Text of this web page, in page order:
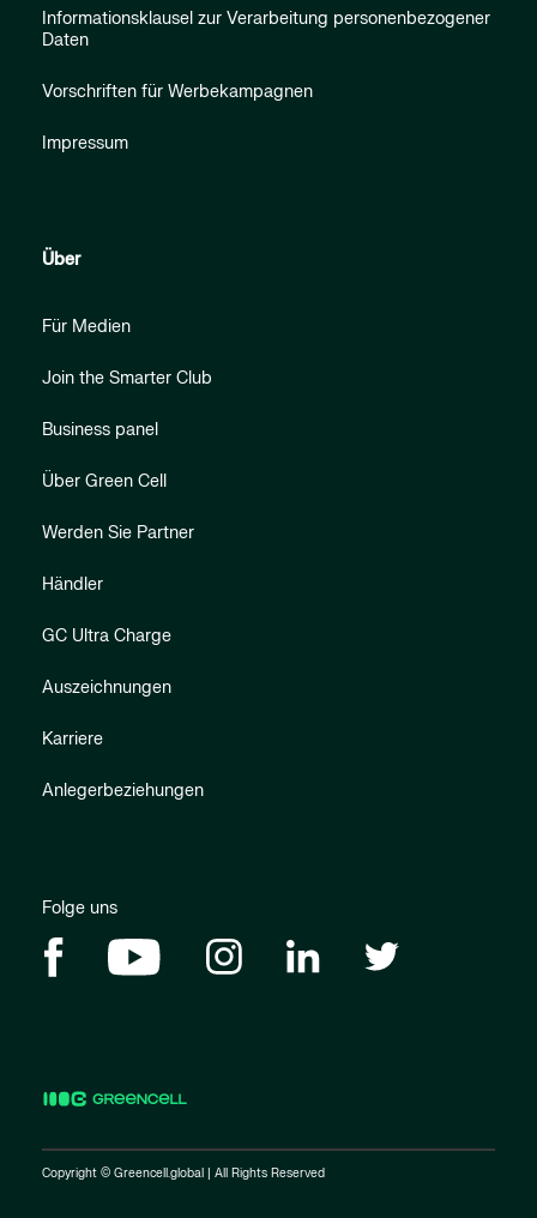
Informationsklausel zur Verarbeitung personenbezogener
Daten
Vorschriften für Werbekampagnen
Impressum
Über
Für Medien
Join the Smarter Club
Business panel
Über Green Cell
Werden Sie Partner
Händler
GC Ultra Charge
Auszeichnungen
Karriere
Anlegerbeziehungen
Folge uns
Copyright © Greencell.global | All Rights Reserved